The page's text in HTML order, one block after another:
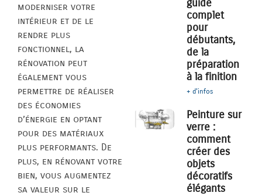
moderniser votre
intérieur et de le
rendre plus
fonctionnel, la
rénovation peut
également vous
permettre de réaliser
des économies
d’énergie en optant
pour des matériaux
plus performants. De
plus, en rénovant votre
bien, vous augmentez
sa valeur sur le
guide
complet
pour
débutants,
de la
préparation
à la finition
+ d'infos
Peinture sur
verre :
comment
créer des
objets
décoratifs
élégants